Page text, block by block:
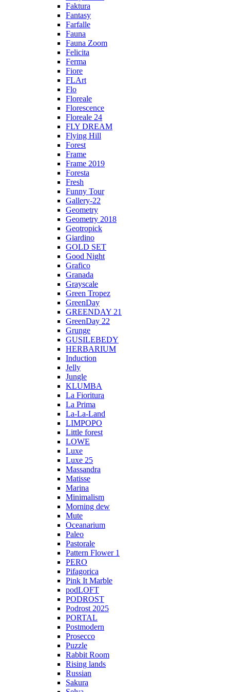
Faktura
Fantasy
Farfalle
Fauna
Fauna Zoom
Felicita
Ferma
Fiore
FLArt
Flo
Floreale
Florescence
Floreale 24
FLY DREAM
Flying Hill
Forest
Frame
Frame 2019
Foresta
Fresh
Funny Tour
Gallery-22
Geometry
Geometry 2018
Geotropick
Giardino
GOLD SET
Good Night
Grafico
Granada
Grayscale
Green Tropez
GreenDay
GREENDAY 21
GreenDay 22
Grunge
GUSILEBEDY
HERBARIUM
Induction
Jelly
Jungle
KLUMBA
La Fioritura
La Prima
La-La-Land
LIMPOPO
Little forest
LOWE
Luxe
Luxe 25
Massandra
Matisse
Marina
Minimalism
Morning dew
Mute
Oceanarium
Paleo
Pastorale
Pattern Flower 1
PERO
Pifagorica
Pink It Marble
podLOFT
PODROST
Podrost 2025
PORTAL
Postmodern
Prosecco
Puzzle
Rabbit Room
Rising lands
Russian
Sakura